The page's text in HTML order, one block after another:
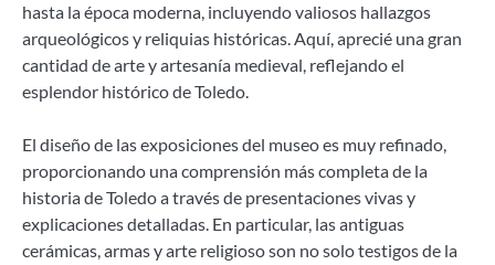
hasta la época moderna, incluyendo valiosos hallazgos
arqueológicos y reliquias históricas. Aquí, aprecié una gran
cantidad de arte y artesanía medieval, reflejando el
esplendor histórico de Toledo.
El diseño de las exposiciones del museo es muy refinado,
proporcionando una comprensión más completa de la
historia de Toledo a través de presentaciones vivas y
explicaciones detalladas. En particular, las antiguas
cerámicas, armas y arte religioso son no solo testigos de la